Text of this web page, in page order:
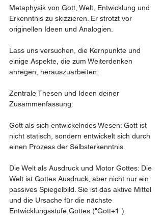
Metaphysik von Gott, Welt, Entwicklung und
Erkenntnis zu skizzieren. Er strotzt vor
originellen Ideen und Analogien.
Lass uns versuchen, die Kernpunkte und
einige Aspekte, die zum Weiterdenken
anregen, herauszuarbeiten:
Zentrale Thesen und Ideen deiner
Zusammenfassung:
Gott als sich entwickelndes Wesen: Gott ist
nicht statisch, sondern entwickelt sich durch
einen Prozess der Selbsterkenntnis.
Die Welt als Ausdruck und Motor Gottes: Die
Welt ist Gottes Ausdruck, aber nicht nur ein
passives Spiegelbild. Sie ist das aktive Mittel
und die Ursache für die nächste
Entwicklungsstufe Gottes ("Gott+1").